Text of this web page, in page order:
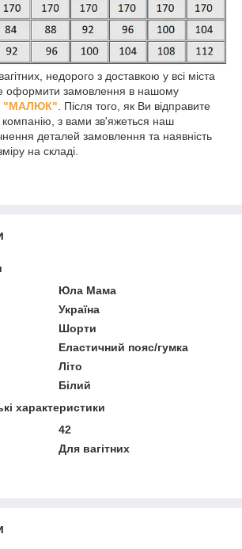
недорого з доставкою у всі міста
оформити замовлення в нашому
"МАЛЮК". Після того, як Ви відправите
з вами зв'яжеться наш
деталей замовлення та наявність
на складі.
Юла Мама
Україна
Шорти
Еластичний пояс/гумка
Літо
Білий
характеристики
42
Для вагітних